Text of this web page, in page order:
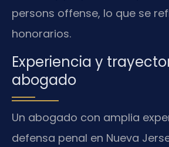
persons offense, lo que se
honorarios.
Experiencia y
abogado
Un abogado con amplia
defensa penal en Nueva